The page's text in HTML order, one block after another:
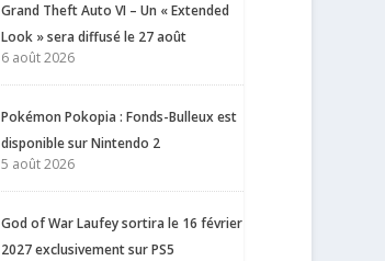
Grand Theft Auto VI – Un « Extended
Look » sera diffusé le 27 août
6 août 2026
Pokémon Pokopia : Fonds-Bulleux est
disponible sur Nintendo 2
5 août 2026
God of War Laufey sortira le 16 février
2027 exclusivement sur PS5